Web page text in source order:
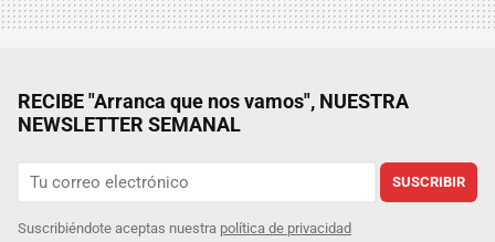
RECIBE "Arranca que nos vamos", NUESTRA
NEWSLETTER SEMANAL
SUSCRIBIR
Suscribiéndote aceptas nuestra política de privacidad